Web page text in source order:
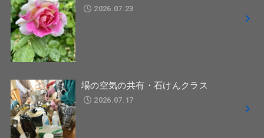
2026.07.23
場の空気の共有・石けんクラス
2026.07.17